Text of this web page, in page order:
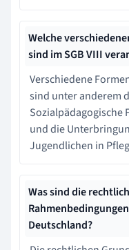
Welche
sind im SGB VIII
Verschiedene
sind unter anderem
Sozialpädagogische
und die
Jugendlichen in
Was sind die
Deutschland?